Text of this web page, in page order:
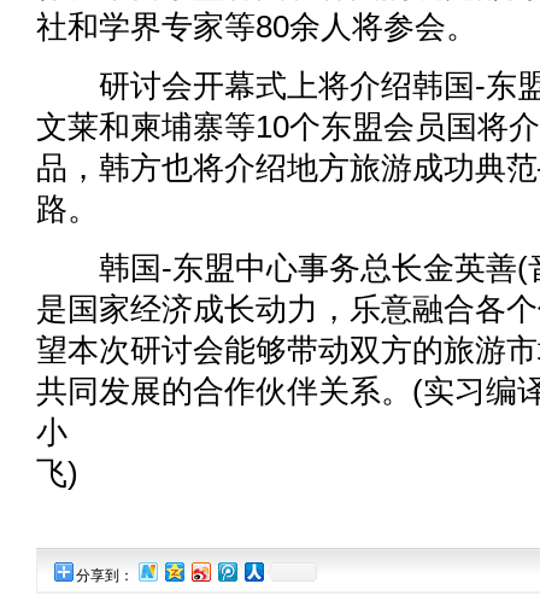
社和学界专家等80余人将参会。
研讨会开幕式上将介绍韩国-东
文莱和柬埔寨等10个东盟会员国将
品，韩方也将介绍地方旅游成功典
路。
韩国-东盟中心事务总长金英善(
是国家经济成长动力，乐意融合各
望本次研讨会能够带动双方的旅游
共同发展的合作伙伴关系。(实习编
小
分享到：